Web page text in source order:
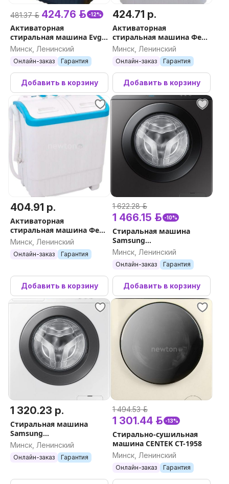
481.37 р. 424.76 р. -12%
Активаторная
стиральная машина Evgo
WS-70PET
Минск, Ленинский
Онлайн-заказ Гарантия
Добавить в корзину
424.71 р.
Активаторная
стиральная машина Фея
СМП-40НС
Минск, Ленинский
Онлайн-заказ Гарантия
Добавить в корзину
404.91 р.
Активаторная
стиральная машина Фея
СМП-40Н (белый/
голубой)
Минск, Ленинский
Онлайн-заказ Гарантия
Добавить в корзину
1 622.28 р.
1 466.15 р. -10%
Стиральная машина
Samsung
WW70AG5S20CXLP
Минск, Ленинский
Онлайн-заказ Гарантия
Добавить в корзину
1 320.23 р.
Стиральная машина
Samsung
WW70AG4S21VELD
Минск, Ленинский
Онлайн-заказ Гарантия
1 494.53 р.
1 301.44 р. -13%
Стирально-сушильная
машина CENTEK CT-1958
Минск, Ленинский
Онлайн-заказ Гарантия